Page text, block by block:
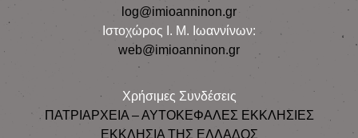
log@imioanninon.gr
Ιστοχώρος Ι. Μ. Ιωαννίνων:
web@imioanninon.gr
Χρήσιμες Συνδέσεις
ΠΑΤΡΙΑΡΧΕΙΑ – ΑΥΤΟΚΕΦΑΛΕΣ ΕΚΚΛΗΣΙΕΣ
ΕΚΚΛΗΣΙΑ ΤΗΣ ΕΛΛΑΔΟΣ